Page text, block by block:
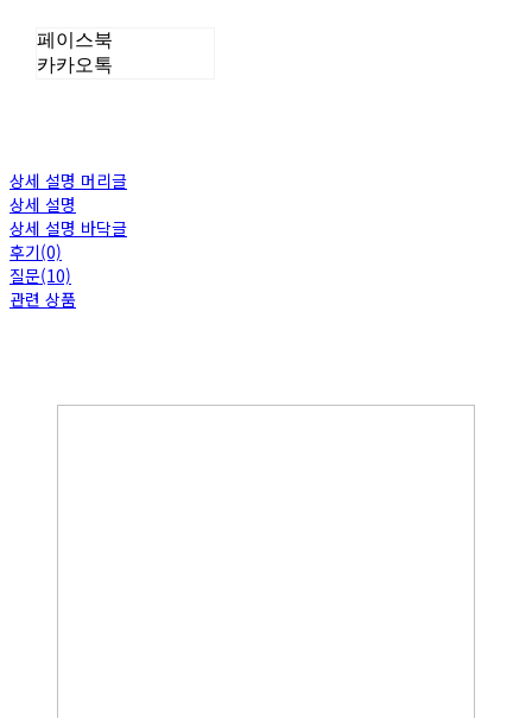
페이스북
카카오톡
상세 설명 머리글
상세 설명
상세 설명 바닥글
후기(0)
질문(10)
관련 상품